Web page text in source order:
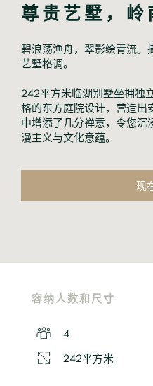
尊贵艺墅，岭
碧浪荡渔舟，翠影绘青流。
艺墅格调。
242平方米临湖别墅坐拥独
格的东方庭院设计，营造出
中增添了几分禅意，令您沉
漫主义与文化意蕴。
现
容纳人数和尺寸
4
242平方米